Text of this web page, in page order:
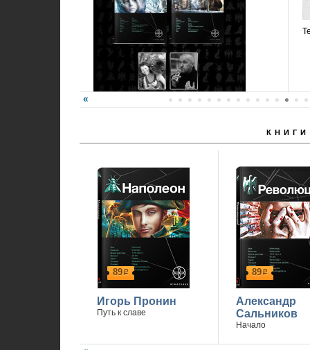
КНИГИ
89р
Игорь Пронин
Путь к славе
89р
Александр
Сальников
Начало